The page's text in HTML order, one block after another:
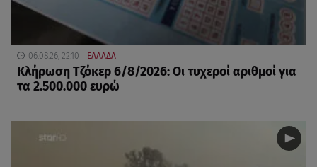
06.08.26, 22:10 ΕΛΛΑΔΑ
Κλήρωση Τζόκερ 6/8/2026: Οι τυχεροί αριθμοί για
τα 2.500.000 ευρώ